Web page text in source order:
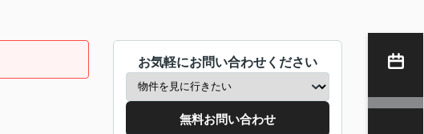
お気軽にお問い合わせください
無料お問い合わせ